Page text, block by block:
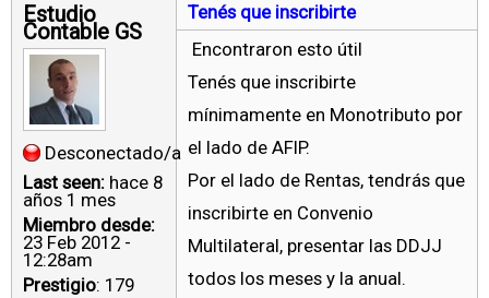
Estudio
Contable GS
Desconectado/a
Last seen: hace 8
años 1 mes
Miembro desde:
23 Feb 2012 -
12:28am
Prestigio: 179
Tenés que inscribirte
Encontraron esto útil
Tenés que inscribirte
mínimamente en Monotributo por
el lado de AFIP.
Por el lado de Rentas, tendrás que
inscribirte en Convenio
Multilateral, presentar las DDJJ
todos los meses y la anual.